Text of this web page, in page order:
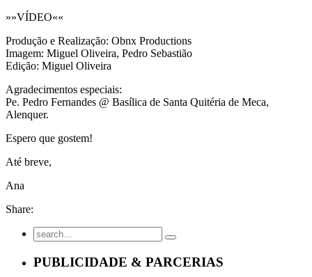
»»VÍDEO««
Produção e Realização: Obnx Productions
Imagem: Miguel Oliveira, Pedro Sebastião
Edição: Miguel Oliveira
Agradecimentos especiais:
Pe. Pedro Fernandes @ Basílica de Santa Quitéria de Meca,
Alenquer.
Espero que gostem!
Até breve,
Ana
Share:
PUBLICIDADE & PARCERIAS